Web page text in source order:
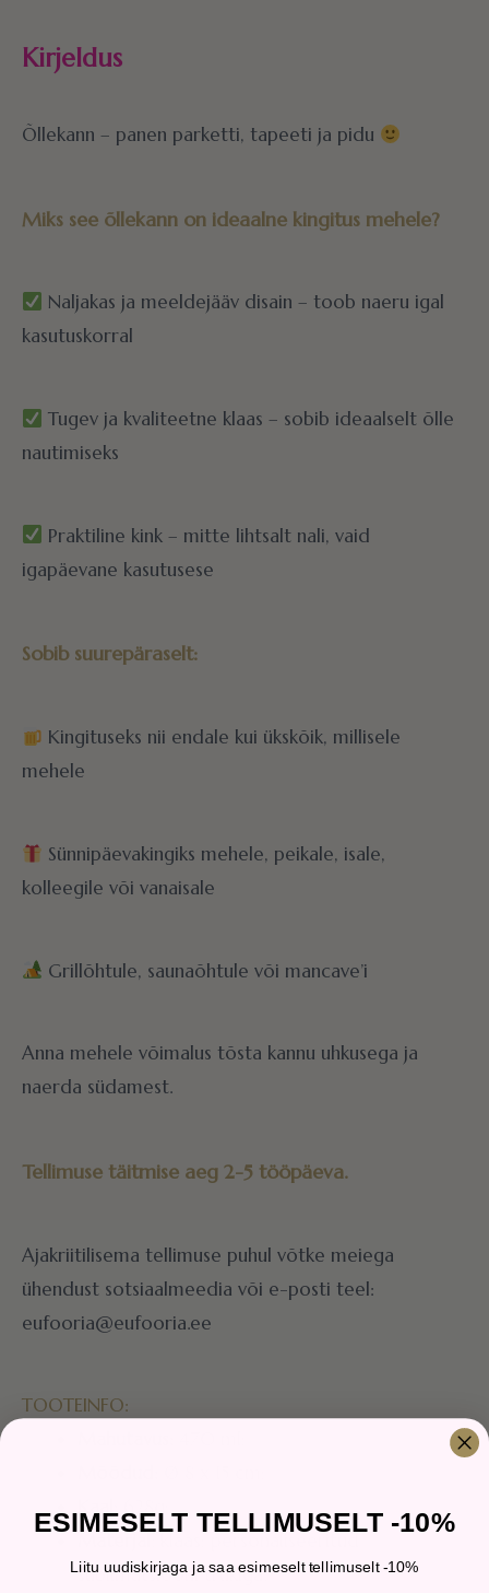
Kirjeldus
Õllekann – panen parketti, tapeeti ja pidu
Miks see õllekann on ideaalne kingitus mehele?
Naljakas ja meeldejääv disain – toob naeru igal
kasutuskorral
Tugev ja kvaliteetne klaas – sobib ideaalselt õlle
nautimiseks
Praktiline kink – mitte lihtsalt nali, vaid
igapäevane kasutusese
Sobib suurepäraselt:
Kingituseks nii endale kui ükskõik, millisele
mehele
Sünnipäevakingiks mehele, peikale, isale,
kolleegile või vanaisale
Grillõhtule, saunaõhtule või mancave’i
Anna mehele võimalus tõsta kannu uhkusega ja
naerda südamest.
Tellimuse täitmise aeg 2-5 tööpäeva.
Ajakriitilisema tellimuse puhul võtke meiega
ühendust sotsiaalmeedia või e-posti teel:
eufooria@eufooria.ee
TOOTEINFO:
sublimatsiooni trükiga.
ESIMESELT TELLIMUSELT -10%
Liitu uudiskirjaga ja saa esimeselt tellimuselt -10%